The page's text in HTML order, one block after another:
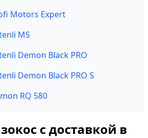
Motors Expert
MS
Demon Black PRO
Demon Black PRO S
RQ 580
с доставкой в